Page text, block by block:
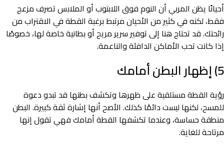
أحيانًا يظن المربي أن النوم فوق اللابتوب أو الملابس تصرف مزعج
فقط، لكنه في كثير من الأحيان مرتبط برغبة القطة في الاقتراب من
رائحتك. قد تحتاج هنا إلى توفير سرير مريح أو بطانية خاصة لها، خصوصًا
إذا كانت تحب الأماكن الدافئة والناعمة.
5) إظهار البطن أمامك
رؤية القطة مستلقية على ظهرها وتكشف بطنها قد تبدو دعوة
للمسح، لكنها ليست دائمًا كذلك. الأصح أنها إشارة ثقة كبيرة. البطن
منطقة حساسة، وعندما تكشفها القطة أمامك فهي تقول إنها
مرتاحة للغاية.